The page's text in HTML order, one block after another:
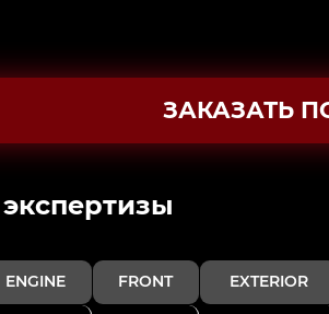
ЗАКАЗАТЬ
ENGINE FRONT EXTERIOR